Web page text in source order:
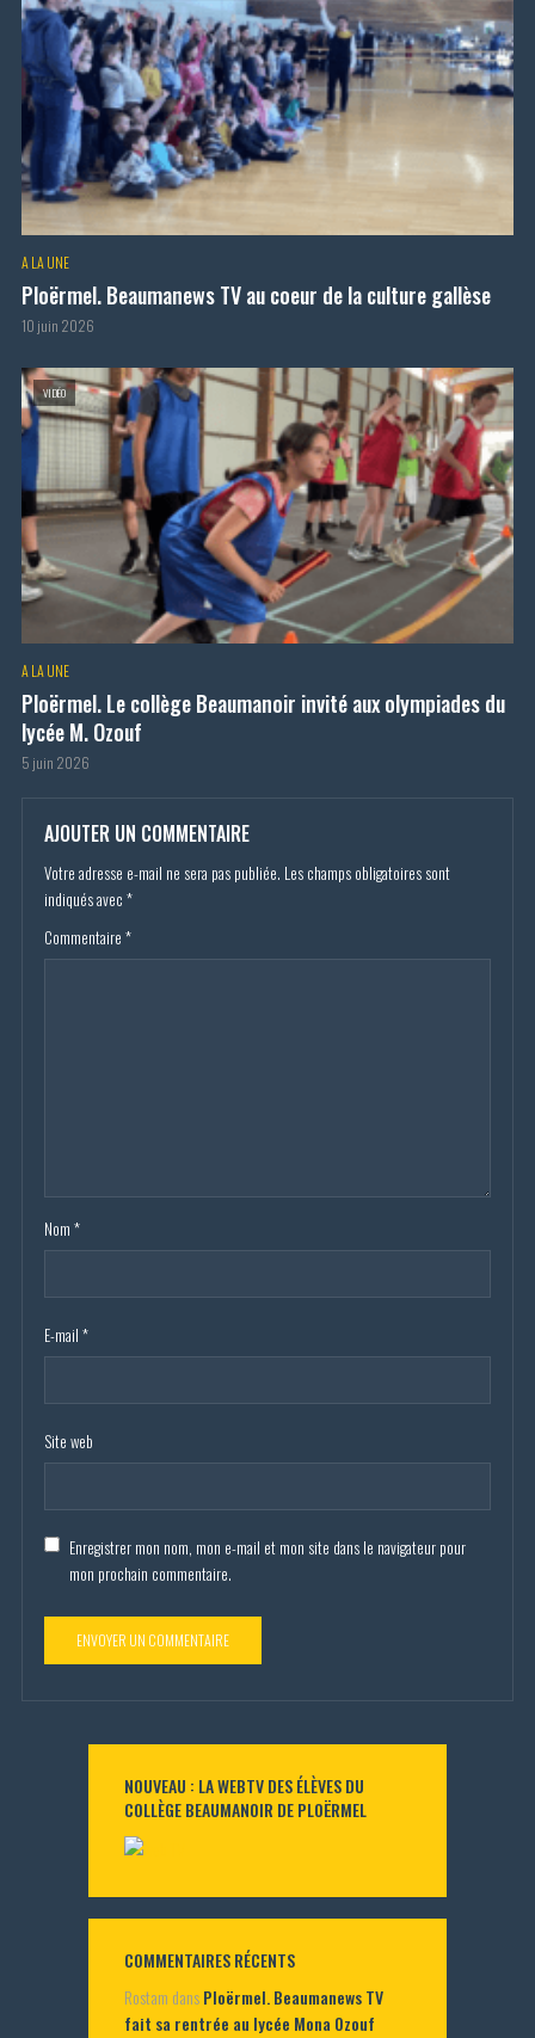
A LA UNE
Ploërmel. Beaumanews TV au coeur de la culture gallèse
10 juin 2026
VIDÉO
A LA UNE
Ploërmel. Le collège Beaumanoir invité aux olympiades du
lycée M. Ozouf
5 juin 2026
AJOUTER UN COMMENTAIRE
Votre adresse e-mail ne sera pas publiée. Les champs obligatoires sont
indiqués avec *
Commentaire *
Nom *
E-mail *
Site web
Enregistrer mon nom, mon e-mail et mon site dans le navigateur pour
mon prochain commentaire.
NOUVEAU : LA WEBTV DES ÉLÈVES DU
COLLÈGE BEAUMANOIR DE PLOËRMEL
COMMENTAIRES RÉCENTS
Rostam dansPloërmel. Beaumanews TV
fait sa rentrée au lycée Mona Ozouf